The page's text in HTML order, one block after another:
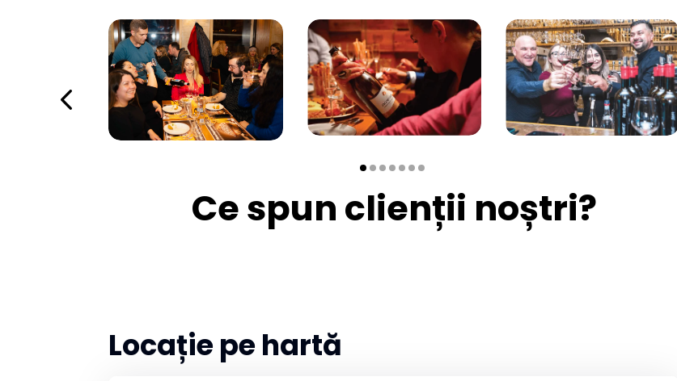
Ce spun clienții noștri?
Locație pe hartă